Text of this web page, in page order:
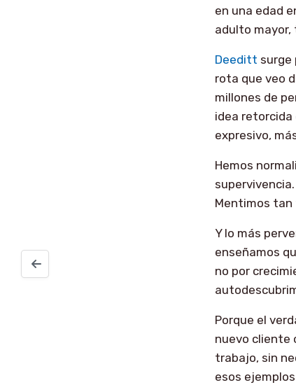
en una edad
adulto mayor,
Deeditt surge
rota que veo
millones de
idea retorcida
expresivo,
Hemos
Mentimos tan
Y lo más
enseñamos
no por
Porque el
nuevo cliente
trabajo, sin
esos